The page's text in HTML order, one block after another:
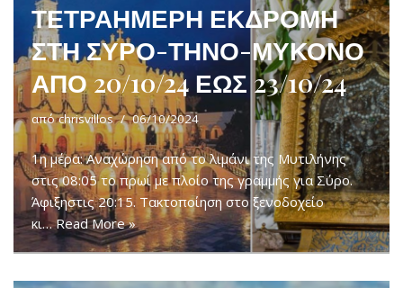
ΤΕΤΡΑΗΜΕΡΗ ΕΚΔΡΟΜΗ
ΣΤΗ ΣΥΡΟ-ΤΗΝΟ-ΜΥΚΟΝΟ
ΑΠΟ 20/10/24 ΕΩΣ 23/10/24
απόchrisvillos 06/10/2024
1η μέρα: Αναχώρηση από το λιμάνι της Μυτιλήνης
στις 08:05 το πρωί με πλοίο της γραμμής για Σύρο.
Άφιξηστις 20:15. Τακτοποίηση στο ξενοδοχείο
κι…Read More »